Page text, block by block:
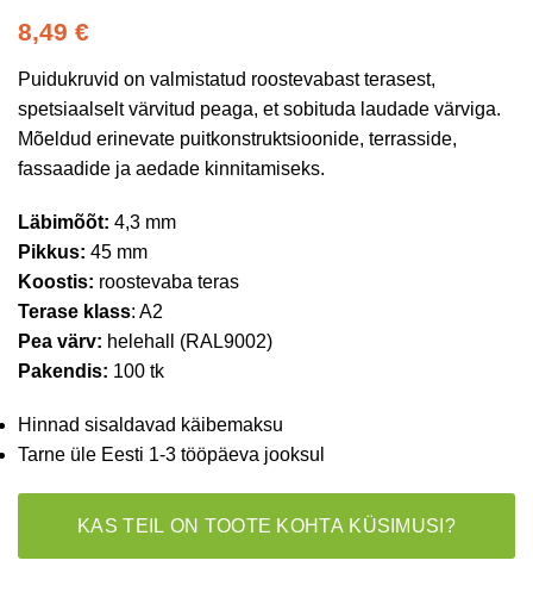
8,49 €
Puidukruvid on valmistatud roostevabast terasest,
spetsiaalselt värvitud peaga, et sobituda laudade värviga.
Mõeldud erinevate puitkonstruktsioonide, terrasside,
fassaadide ja aedade kinnitamiseks.
Läbimõõt: 4,3 mm
Pikkus: 45 mm
Koostis: roostevaba teras
Terase klass: A2
Pea värv: helehall (RAL9002)
Pakendis: 100 tk
Hinnad sisaldavad käibemaksu
Tarne üle Eesti 1-3 tööpäeva jooksul
KAS TEIL ON TOOTE KOHTA KÜSIMUSI?